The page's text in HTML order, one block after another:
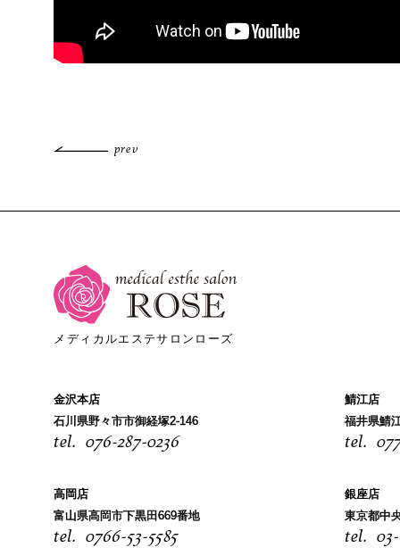
prev
メディカルエステサロンローズ
金沢本店
石川県野々市市御経塚2-146
076-287-0236
高岡店
富山県高岡市下黒田669番地
0766-53-5585
鯖江店
福井県鯖
銀座店
東京都中